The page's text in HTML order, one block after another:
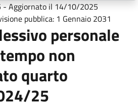
-Aggiornato il14/10/2025
pubblica: 1 Gennaio 2031
personale
non
quarto
25